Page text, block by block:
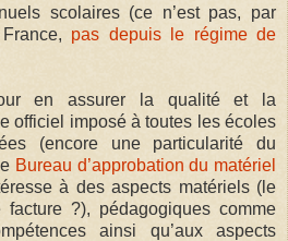
scolaires (ce n’est pas, par
pas depuis le régime de
en assurer la qualité et la
officiel imposé à toutes les écoles
(encore une particularité du
Bureau d’approbation du matériel
à des aspects matériels (le
?), pédagogiques comme
ainsi qu’aux aspects